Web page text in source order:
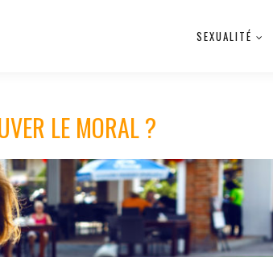
SEXUALITÉ
LE MORAL ?